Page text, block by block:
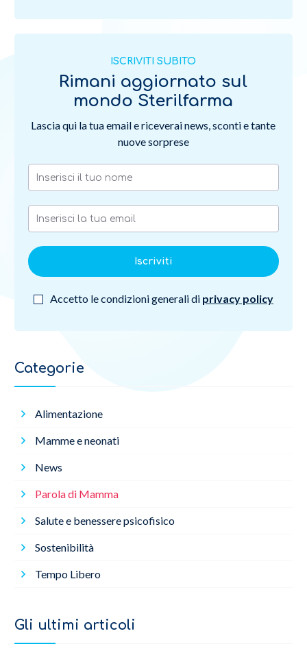
Categorie
Alimentazione
Mamme e neonati
News
Parola di Mamma
Salute e benessere psicofisico
Sostenibilità
Tempo Libero
Gli ultimi articoli
ISCRIVITI SUBITO
Rimani aggiornato sul
mondo Sterilfarma
Lascia qui la tua email e riceverai news, sconti e tante
nuove sorprese
Iscriviti
Accetto le condizioni generali di privacy policy